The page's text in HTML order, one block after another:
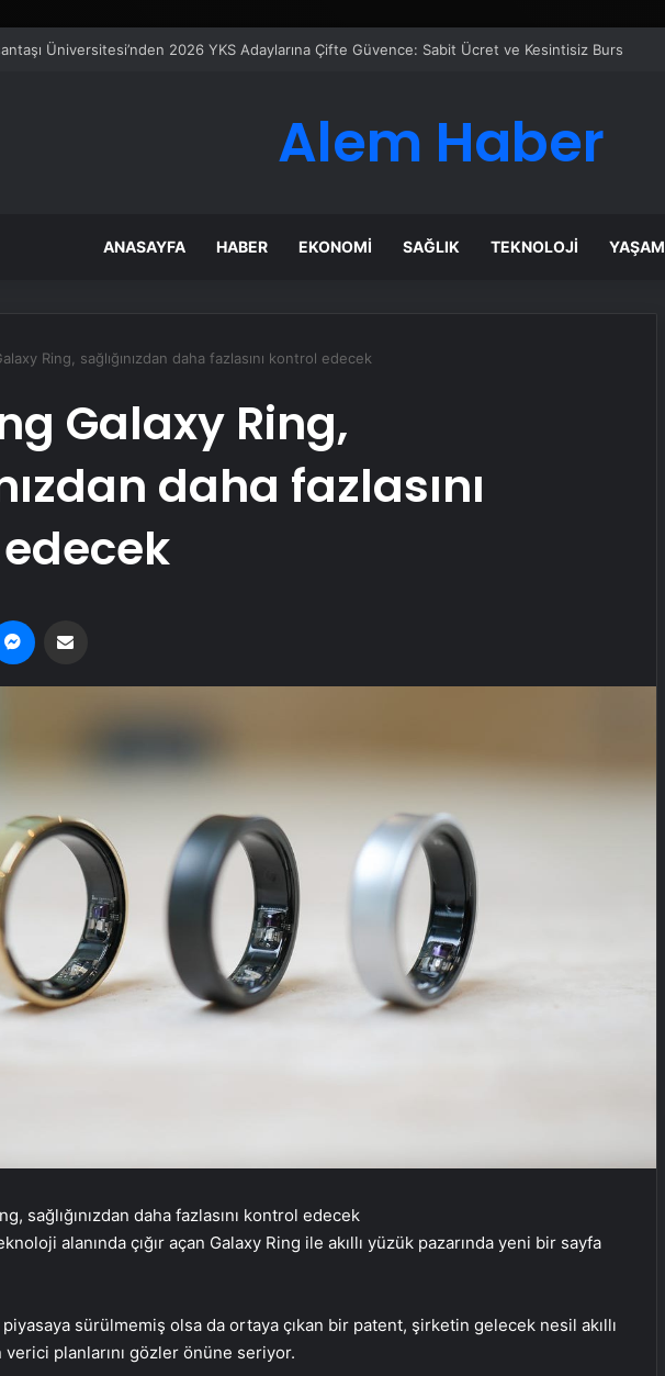
İnternet Nedir ve Nasıl Seçilir
Alem Haber
ANASAYFA HABER EKONOMI SAĞLIK TEKNOLOJI YAŞAM
Ring, sağlığınızdan daha fazlasını kontrol edecek
Galaxy Ring,
daha fazlasını
alanında çığır açan Galaxy Ring ile akıllı yüzük pazarında yeni bir sayfa
sürülmemiş olsa da ortaya çıkan bir patent, şirketin gelecek nesil akıllı
planlarını gözler önüne seriyor.